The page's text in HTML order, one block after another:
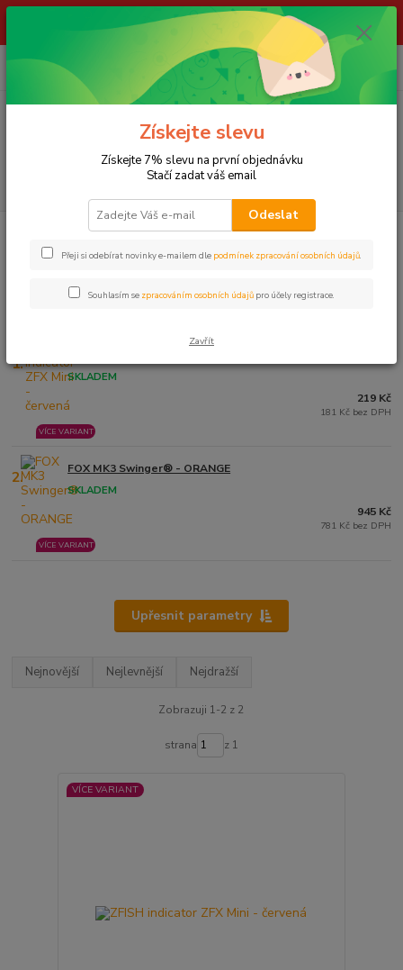
ŽIVÉ NÁSTRAHY !!! NEPOSÍLÁME !!! - ODBĚR POUZE NA NAŠÍ
za
INDIKÁTORY Indikátory záběru S PEVNÝM RAMENEM
S PEVNÝM RAMENEM
1.
SKLADEM
VÍCE VARIANT
219 Kč
181 Kč bez DPH
2. FOX MK3 Swinger® - ORANGE
SKLADEM
VÍCE VARIANT
945 Kč
781 Kč bez DPH
Upřesnit parametry
Nejnovější Nejlevnější Nejdražší
Zobrazuji 1-2 z 2
strana z 1
VÍCE VARIANT
Získejte slevu
Získejte 7% slevu na první objednávku
Stačí zadat váš email
Odeslat
Přeji si odebírat novinky e-mailem dle podmínek zpracování osobních údajů.
Souhlasím se zpracováním osobních údajů pro účely registrace.
Zavřít